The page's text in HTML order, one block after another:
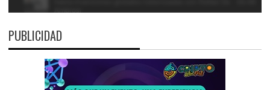
PUBLICIDAD